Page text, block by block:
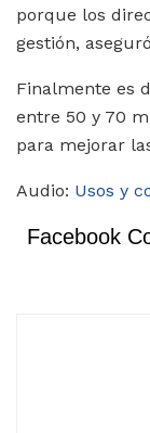
porque los
gestión,
Finalmente es
entre 50 y 70
para mejorar
Audio: Usos y
Facebook